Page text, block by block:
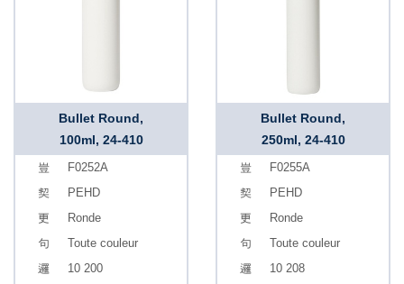
Bullet Round,
100ml, 24-410
F0252A
PEHD
Ronde
Toute couleur
10 200
Bullet Round,
250ml, 24-410
F0255A
PEHD
Ronde
Toute couleur
10 208